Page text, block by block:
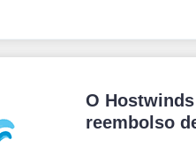
O
reembolso